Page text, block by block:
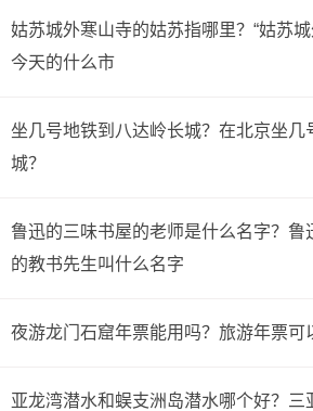
姑苏城外寒山寺的姑苏指哪里？“姑苏城
今天的什么市
坐几号地铁到八达岭长城？在北京坐几
城？
鲁迅的三味书屋的老师是什么名字？鲁
的教书先生叫什么名字
夜游龙门石窟年票能用吗？旅游年票可
亚龙湾潜水和蜈支洲岛潜水哪个好？三